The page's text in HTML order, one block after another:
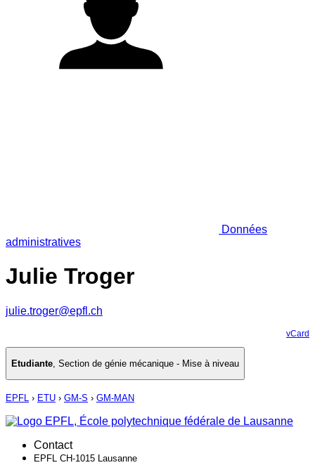
Données
administratives
Julie Troger
julie.troger@epfl.ch
vCard
Etudiante, Section de génie mécanique - Mise à niveau
EPFL › ETU › GM-S › GM-MAN
Contact
EPFL CH-1015 Lausanne